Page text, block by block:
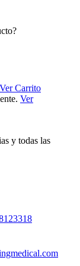
Ver Carrito
Ver
y todas las